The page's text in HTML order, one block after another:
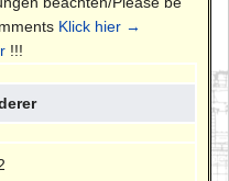
Klick hier →
!!!